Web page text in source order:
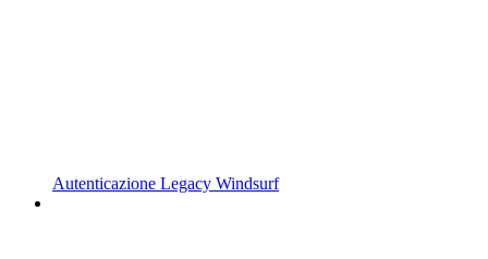
Autenticazione Legacy Windsurf